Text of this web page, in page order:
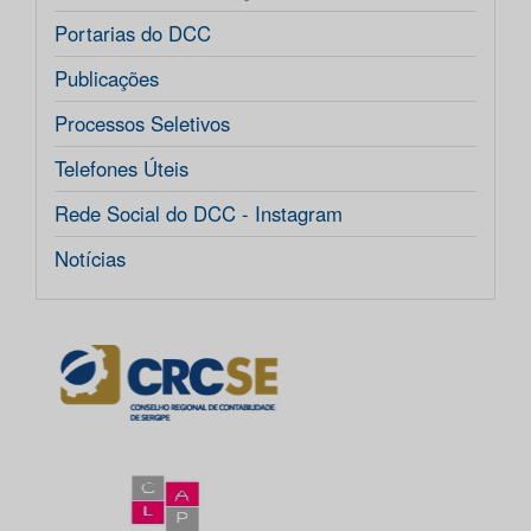
Portarias do DCC
Publicações
Processos Seletivos
Telefones Úteis
Rede Social do DCC - Instagram
Notícias